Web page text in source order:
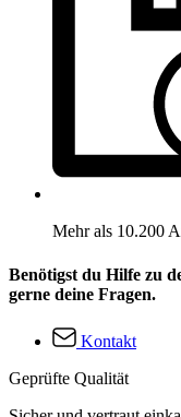
Mehr als 10.200
Benötigst du Hilfe zu
gerne deine Fragen.
Kontakt
Geprüfte Qualität